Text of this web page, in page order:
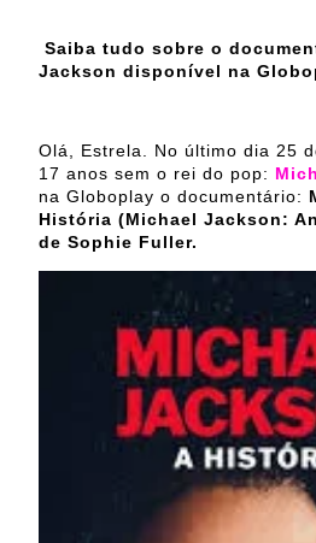
Saiba tudo sobre o
Jackson disponível na
Olá, Estrela. No último dia 25
17 anos sem o rei do pop:
na Globoplay o documentário:
História (Michael Jackson:
de Sophie Fuller.